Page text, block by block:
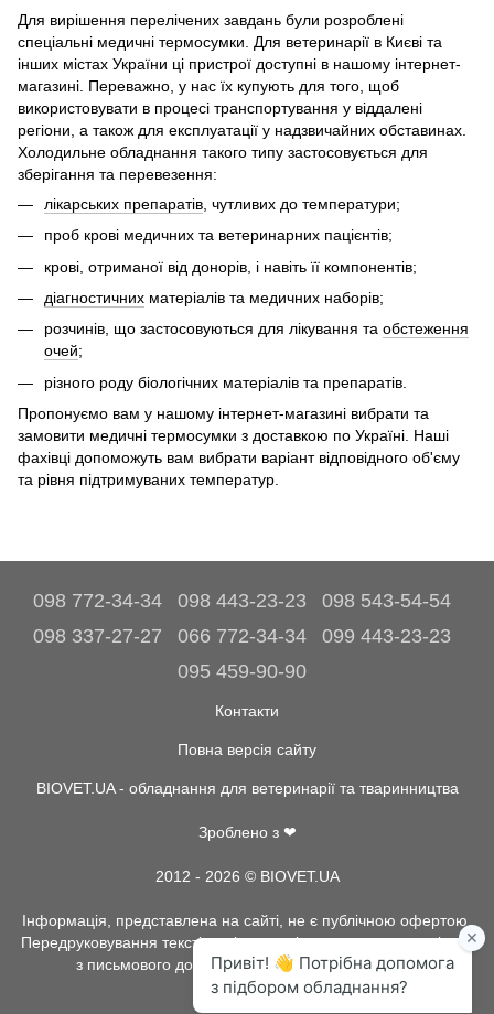
Для вирішення перелічених завдань були розроблені
спеціальні медичні термосумки. Для ветеринарії в Києві та
інших містах України ці пристрої доступні в нашому інтернет-
магазині. Переважно, у нас їх купують для того, щоб
використовувати в процесі транспортування у віддалені
регіони, а також для експлуатації у надзвичайних обставинах.
Холодильне обладнання такого типу застосовується для
зберігання та перевезення:
лікарських препаратів , чутливих до температури;
проб крові медичних та ветеринарних пацієнтів;
крові, отриманої від донорів, і навіть її компонентів;
діагностичних матеріалів та медичних наборів;
розчинів, що застосовуються для лікування та обстеження
очей;
різного роду біологічних матеріалів та препаратів.
Пропонуємо вам у нашому інтернет-магазині вибрати та
замовити медичні термосумки з доставкою по Україні. Наші
фахівці допоможуть вам вибрати варіант відповідного об'єму
та рівня підтримуваних температур.
098 772-34-34 098 443-23-23
098 543-54-54
098 337-27-27
066 772-34-34
099 443-23-23
095 459-90-90
Контакти
Повна версія сайту
BIOVET.UA - обладнання для ветеринарії та тваринництва
Зроблено з ❤
2012 - 2026 © BIOVET.UA
Інформація, представлена на сайті, не є публічною офертою.
Передруковування текстів та інше копіювання, можливо тільки
з письмового дозволу адміністрації BIOVET.UA.